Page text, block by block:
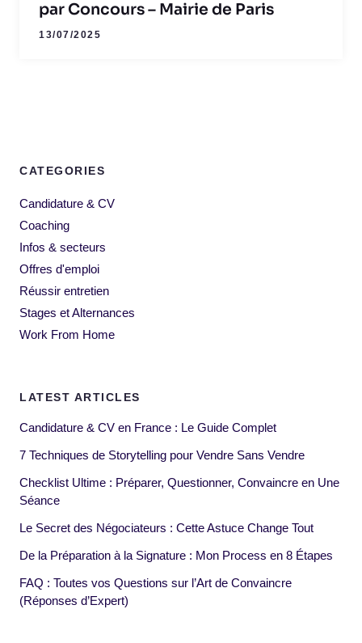
par Concours – Mairie de Paris
13/07/2025
CATEGORIES
Candidature & CV
Coaching
Infos & secteurs
Offres d'emploi
Réussir entretien
Stages et Alternances
Work From Home
LATEST ARTICLES
Candidature & CV en France : Le Guide Complet
7 Techniques de Storytelling pour Vendre Sans Vendre
Checklist Ultime : Préparer, Questionner, Convaincre en Une
Séance
Le Secret des Négociateurs : Cette Astuce Change Tout
De la Préparation à la Signature : Mon Process en 8 Étapes
FAQ : Toutes vos Questions sur l’Art de Convaincre
(Réponses d’Expert)